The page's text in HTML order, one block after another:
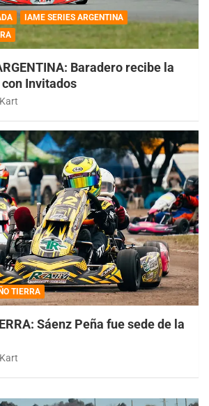
IAME SERIES ARGENTINA
Baradero recibe la
Invitados
TIERRA
Sáenz Peña fue sede de la